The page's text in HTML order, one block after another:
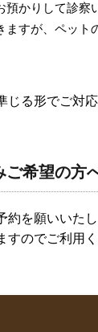
かりして診察
すが、ペット
じる形でご対応
ご希望の方
約を願いいた
のでご利用く